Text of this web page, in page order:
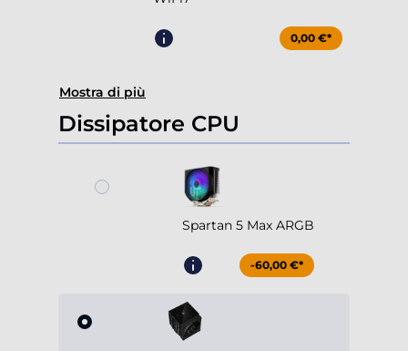
0,00 €*
Mostra di più
Dissipatore CPU
Spartan 5 Max ARGB
-60,00 €*